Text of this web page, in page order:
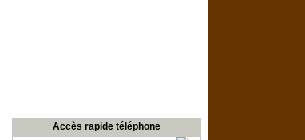
Accès rapide téléphone